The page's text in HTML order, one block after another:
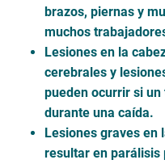
brazos, piernas y
muchos
Lesiones en la
cerebrales y
pueden ocurrir si
durante una caída.
Lesiones graves en
resultar en parálisis